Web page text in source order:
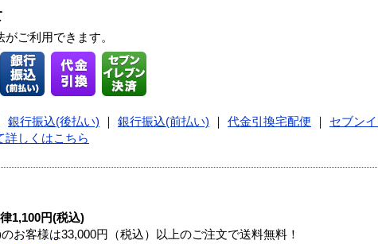
ご利用できます。
銀行振込(後払い) 銀行振込(前払い) 代金引換宅配便
セブン
詳しくはこちら
1,100円(税込)
お客様は33,000円（税込）以上のご注文で送料無料！